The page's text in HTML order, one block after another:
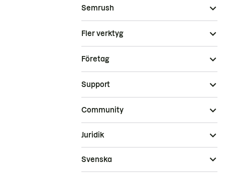
Semrush
Fler verktyg
Företag
Support
Community
Juridik
Svenska